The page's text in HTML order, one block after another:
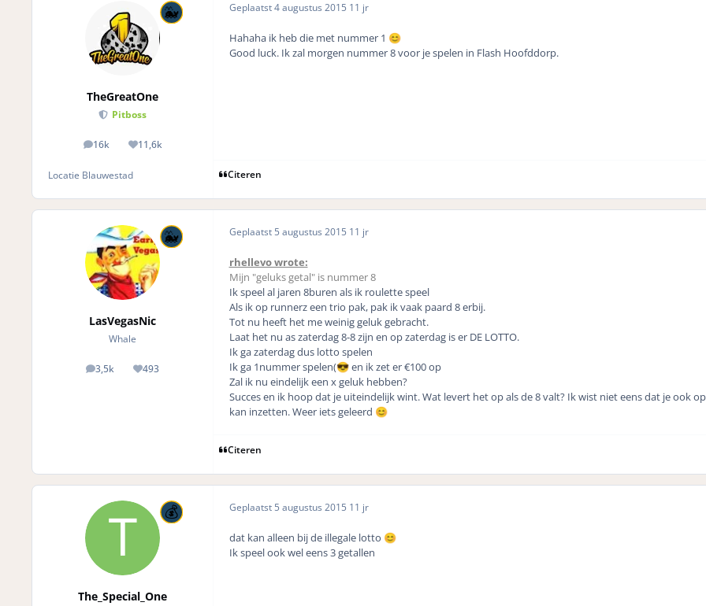
TheGreatOne
Pitboss
16k
posts 11,6k
Reputation
Locatie Blauwestad
Geplaatst4 augustus 2015 11 jr
Hahaha ik heb die met nummer 1 😊
Good luck. Ik zal morgen nummer 8 voor je spelen in Flash Hoofddorp.
Citeren
LasVegasNic
Whale
3,5k
posts 493
Reputation
Geplaatst 5 augustus 2015 11 jr
rhellevo wrote:
Mijn "geluks getal" is nummer 8
Ik speel al jaren 8buren als ik roulette speel
Als ik op runnerz een trio pak, pak ik vaak paard 8 erbij.
Tot nu heeft het me weinig geluk gebracht.
Laat het nu as zaterdag 8-8 zijn en op zaterdag is er DE LOTTO.
Ik ga zaterdag dus lotto spelen
Ik ga 1nummer spelen(😎en ik zet er €100 op
Zal ik nu eindelijk een x geluk hebben?
Succes en ik hoop dat je uiteindelijk wint. Wat levert het op als de 8 valt? Ik wist niet eens dat je ook
kan inzetten. Weer iets geleerd 😊
Citeren
The_Special_One
Geplaatst 5 augustus 2015 11 jr
dat kan alleen bij de illegale lotto 😊
Ik speel ook wel eens 3 getallen